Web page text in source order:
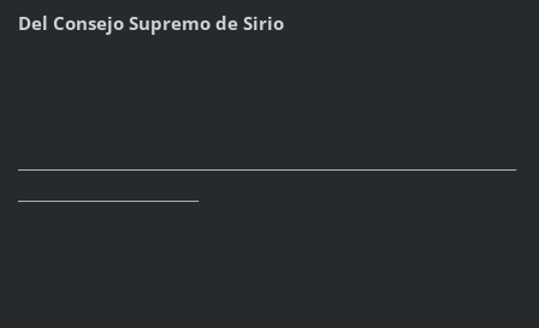
Del Consejo Supremo de Sirio